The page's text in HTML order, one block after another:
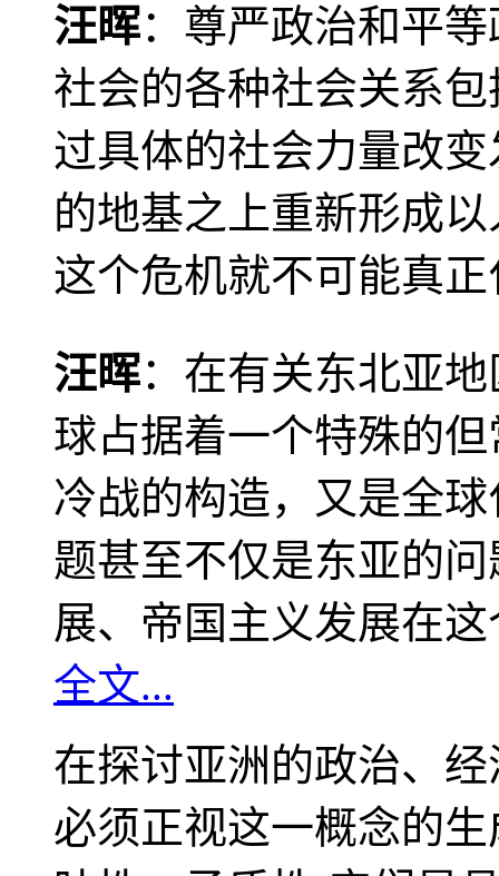
汪晖：尊严政治和平
社会的各种社会关系
过具体的社会力量改
的地基之上重新形成
这个危机就不可能真
汪晖：在有关东北亚
球占据着一个特殊的
冷战的构造，又是全
题甚至不仅是东亚的
展、帝国主义发展在
全文...
在探讨亚洲的政治、
必须正视这一概念的